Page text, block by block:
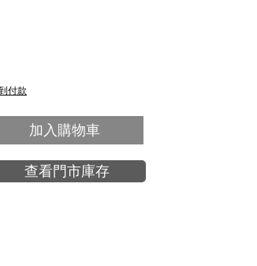
付款
加入購物車
查看門市庫存